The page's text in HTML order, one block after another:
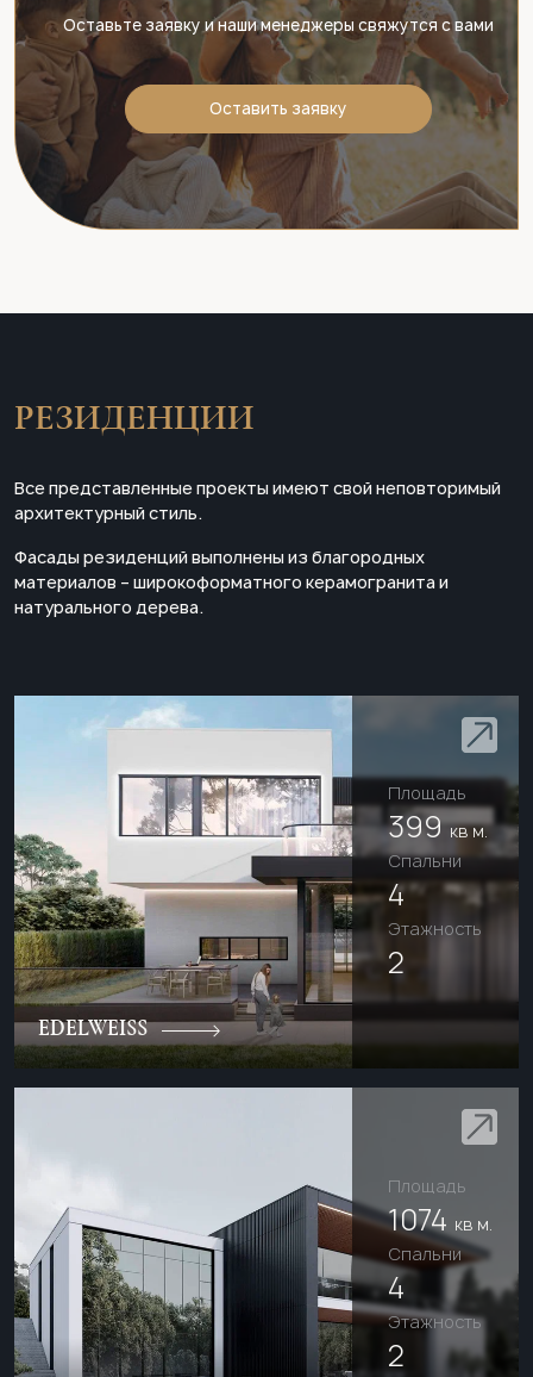
Оставьте заявку и наши менеджеры свяжутся с вами
Оставить заявку
РЕЗИДЕНЦИИ
Все представленные проекты имеют свой неповторимый
архитектурный стиль.
Фасады резиденций выполнены из благородных
материалов – широкоформатного керамогранита и
натурального дерева.
EDELWEISS
Площадь
399кв м.
Cпальни
4
Этажность
2
Площадь
1074 кв м.
Cпальни
4
Этажность
2